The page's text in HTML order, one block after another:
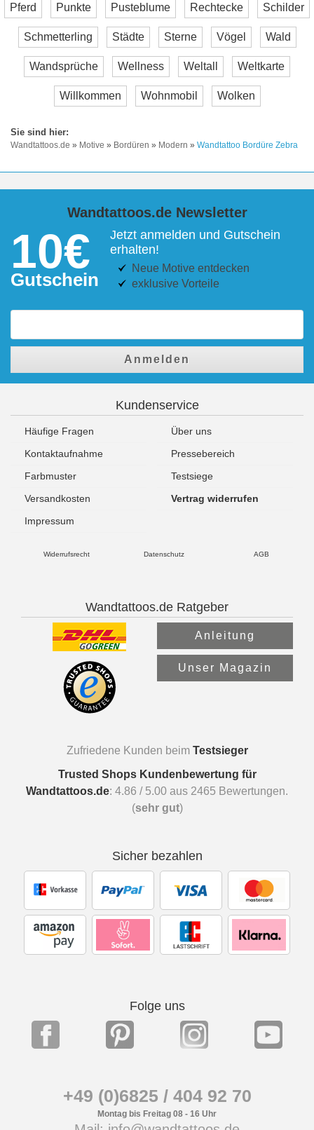
Pferd Punkte Pusteblume Rechtecke Schilder
Schmetterling Städte Sterne Vögel Wald
Wandsprüche Wellness Weltall Weltkarte
Willkommen Wohnmobil Wolken
Wandtattoos.de » Motive » Bordüren » Modern » Wandtattoo Bordüre Zebra
Wandtattoos.de Newsletter
10€
Gutschein
Jetzt anmelden und Gutschein
erhalten!
Neue Motive entdecken
exklusive Vorteile
Anmelden
Kundenservice
Häufige Fragen
Über uns
Kontaktaufnahme
Pressebereich
Farbmuster
Testsiege
Versandkosten
Vertrag widerrufen
Impressum
Widerrufsrecht Datenschutz AGB
Wandtattoos.de Ratgeber
Anleitung
Unser Magazin
Zufriedene Kunden beim Testsieger
Trusted Shops Kundenbewertung für
Wandtattoos.de: 4.86 / 5.00 aus 2465 Bewertungen.
(sehr gut)
Sicher bezahlen
Folge uns
+49 (0)6825 / 404 92 70
Montag bis Freitag 08 - 16 Uhr